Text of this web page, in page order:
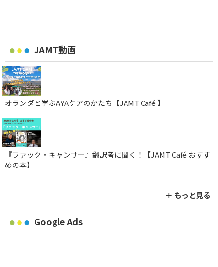
JAMT動画
オランダと学ぶAYAケアのかたち【JAMT Café 】
『ファック・キャンサー』翻訳者に聞く！【JAMT Café おすす
めの本】
＋ もっと見る
Google Ads